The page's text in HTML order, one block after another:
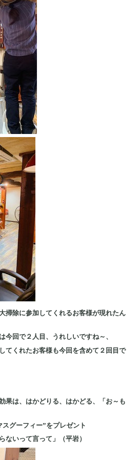
掃除に参加してくれるお客様が現れたん
今回で２人目、うれしいですね～、
てくれたお客様も今回を含めて２回目で
果は、はかどりる、はかどる、「お～も
グーフィー”をプレゼント
ないって言って」（平岩）